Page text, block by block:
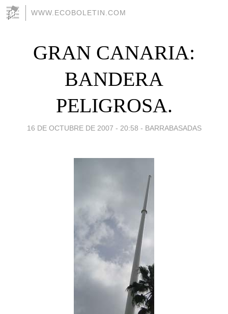
WWW.ECOBOLETIN.COM
GRAN CANARIA:
BANDERA
PELIGROSA.
16 DE OCTUBRE DE 2007 - 20:58 - BARRABASADAS